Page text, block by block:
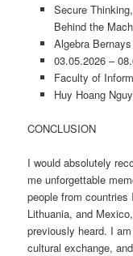
Secure
Behind the
Algebra
03.05.2026 –
Faculty of
Huy Hoang
CONCLUSION
I would absolutely
me unforgettable
people from
Lithuania, and
previously heard. I
cultural exchange,